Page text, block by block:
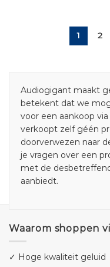
1 2
Audiogigant maakt
betekent dat we
voor een aankoop
verkoopt zelf géén
doorverwezen naar
je vragen over een
met de
aanbiedt.
Waarom shoppen
✓ Hoge kwaliteit geluid